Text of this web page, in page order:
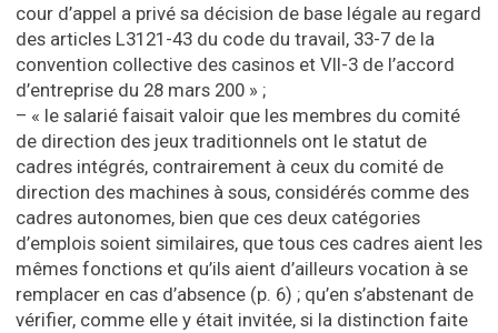
cour d’appel a privé sa décision de base légale au regard
des articles L3121-43 du code du travail, 33-7 de la
convention collective des casinos et VII-3 de l’accord
d’entreprise du 28 mars 200 » ;
– « le salarié faisait valoir que les membres du comité
de direction des jeux traditionnels ont le statut de
cadres intégrés, contrairement à ceux du comité de
direction des machines à sous, considérés comme des
cadres autonomes, bien que ces deux catégories
d’emplois soient similaires, que tous ces cadres aient les
mêmes fonctions et qu’ils aient d’ailleurs vocation à se
remplacer en cas d’absence (p. 6) ; qu’en s’abstenant de
vérifier, comme elle y était invitée, si la distinction faite